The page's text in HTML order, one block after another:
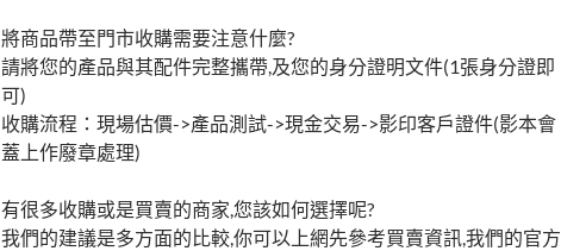
將商品帶至門市收購需要注意什麼?
請將您的產品與其配件完整攜帶,及您的身分證明文件(1張身分證即
可)
收購流程：現場估價->產品測試->現金交易->影印客戶證件(影本會
蓋上作廢章處理)
有很多收購或是買賣的商家,您該如何選擇呢?
我們的建議是多方面的比較,你可以上網先參考買賣資訊,我們的官方